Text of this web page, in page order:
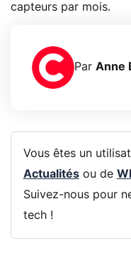
capteurs par mois.
Par Anne
Vous êtes un
Actualitésou de
Suivez-nous pour
tech !